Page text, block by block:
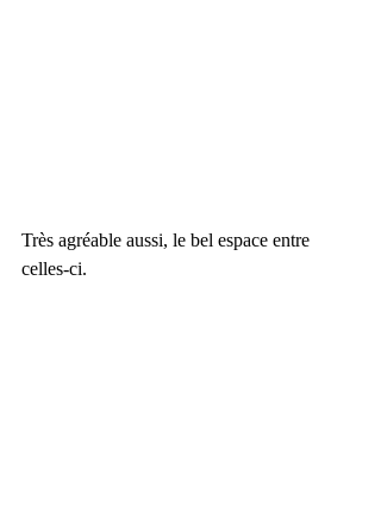
Très agréable aussi, le bel espace entre
celles-ci.